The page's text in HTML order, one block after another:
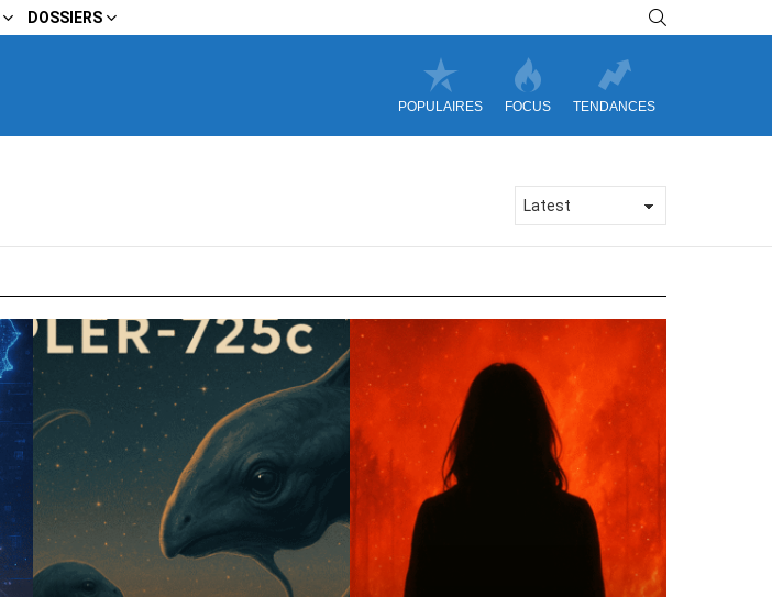
DOSSIERS
POPULAIRES FOCUS TENDANCES